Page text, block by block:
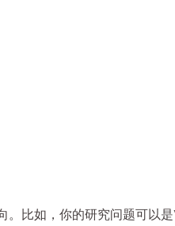
比如，你的研究问题可以